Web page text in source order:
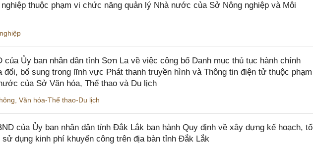
thuộc phạm vi chức năng quản lý Nhà nước của Sở Nông nghiệp và Môi
của Ủy ban nhân dân tỉnh Sơn La về việc công bố Danh mục thủ tục hành chính
bổ sung trong lĩnh vực Phát thanh truyền hình và Thông tin điện tử thuộc phạm
của Sở Văn hóa, Thể thao và Du lịch
Văn hóa-Thể thao-Du lịch
của Ủy ban nhân dân tỉnh Đắk Lắk ban hành Quy định về xây dựng kế hoạch, tổ
dụng kinh phí khuyến công trên địa bàn tỉnh Đắk Lắk